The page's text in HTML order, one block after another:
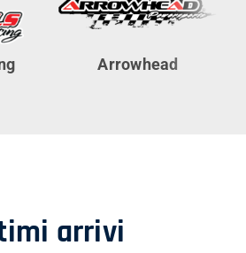
Arrowhead
arrivi